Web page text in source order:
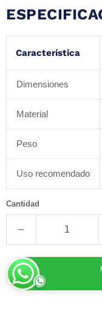
Característica
Dimensiones
Material
Peso
Uso recomendado
Cantidad